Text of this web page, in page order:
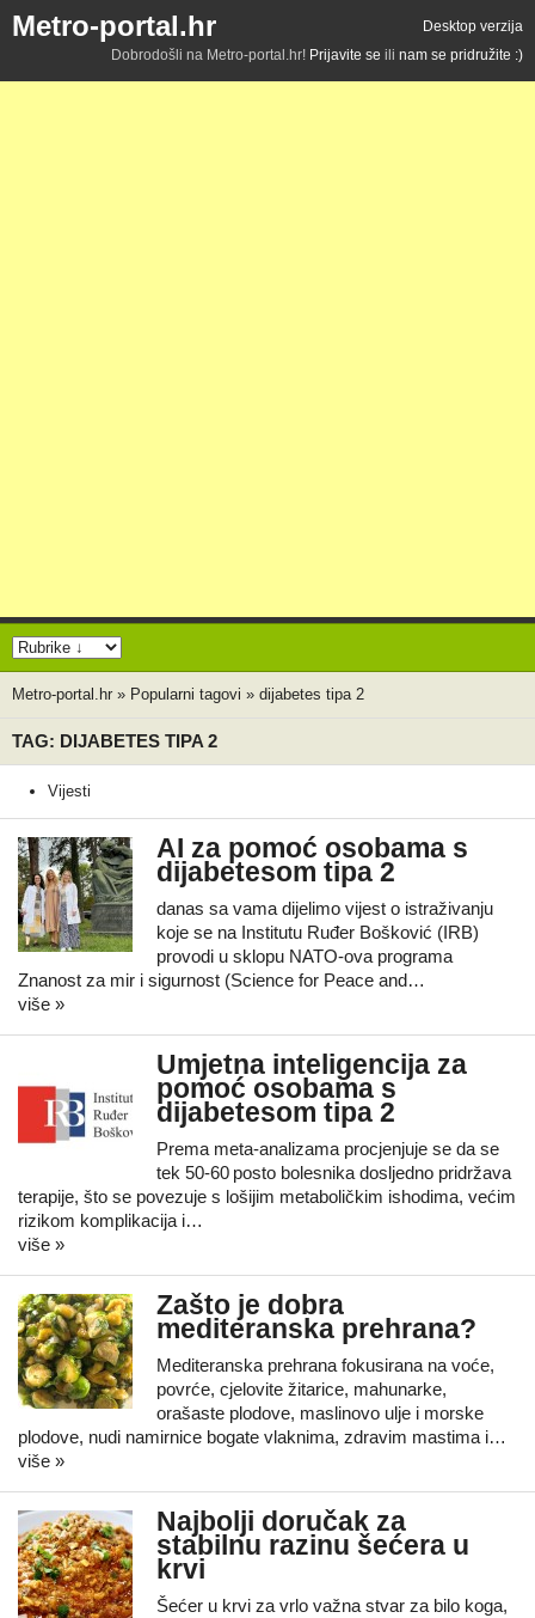
Metro-portal.hr
Desktop verzija
Dobrodošli na Metro-portal.hr! Prijavite se ili nam se pridružite :)
Metro-portal.hr » Popularni tagovi » dijabetes tipa 2
TAG: DIJABETES TIPA 2
Vijesti
AI za pomoć osobama s
dijabetesom tipa 2
danas sa vama dijelimo vijest o istraživanju
koje se na Institutu Ruđer Bošković (IRB)
provodi u sklopu NATO-ova programa
Znanost za mir i sigurnost (Science for Peace and…
više »
Umjetna inteligencija za
pomoć osobama s
dijabetesom tipa 2
Prema meta-analizama procjenjuje se da se
tek 50-60 posto bolesnika dosljedno pridržava
terapije, što se povezuje s lošijim metaboličkim ishodima, većim
rizikom komplikacija i…
više »
Zašto je dobra
mediteranska prehrana?
Mediteranska prehrana fokusirana na voće,
povrće, cjelovite žitarice, mahunarke,
orašaste plodove, maslinovo ulje i morske
plodove, nudi namirnice bogate vlaknima, zdravim mastima i…
više »
Najbolji doručak za
stabilnu razinu šećera u
krvi
Šećer u krvi za vrlo važna stvar za bilo koga,